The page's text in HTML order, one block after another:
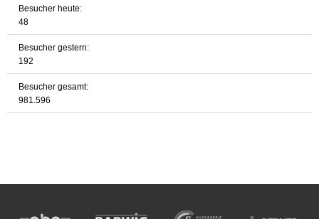
Besucher heute:
48
Besucher gestern:
192
Besucher gesamt:
981.596